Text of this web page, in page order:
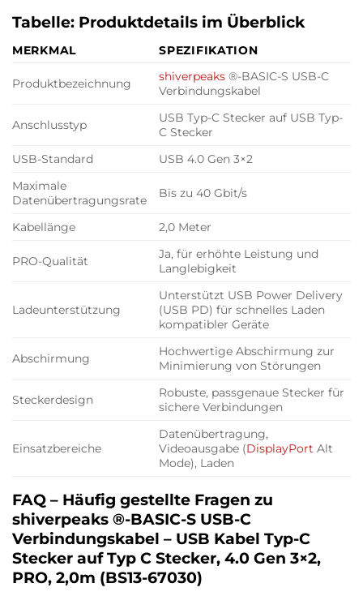
Tabelle: Produktdetails im Überblick
MERKMAL SPEZIFIKATION
Produktbezeichnung shiverpeaks ®-BASIC-S USB-C
Verbindungskabel
Anschlusstyp
USB Typ-C Stecker auf USB Typ-
C Stecker
USB-Standard
USB 4.0 Gen 3×2
Maximale
Datenübertragungsrate
Bis zu 40 Gbit/s
Kabellänge 2,0 Meter
PRO-Qualität
Ja, für erhöhte Leistung und
Langlebigkeit
Ladeunterstützung
Unterstützt USB Power Delivery
(USB PD) für schnelles Laden
kompatibler Geräte
Abschirmung
Hochwertige Abschirmung zur
Minimierung von Störungen
Steckerdesign
Robuste, passgenaue Stecker für
sichere Verbindungen
Einsatzbereiche
Datenübertragung,
Videoausgabe (DisplayPort Alt
Mode), Laden
FAQ – Häufig gestellte Fragen zu
shiverpeaks ®-BASIC-S USB-C
Verbindungskabel – USB Kabel Typ-C
Stecker auf Typ C Stecker, 4.0 Gen 3×2,
PRO, 2,0m (BS13-67030)